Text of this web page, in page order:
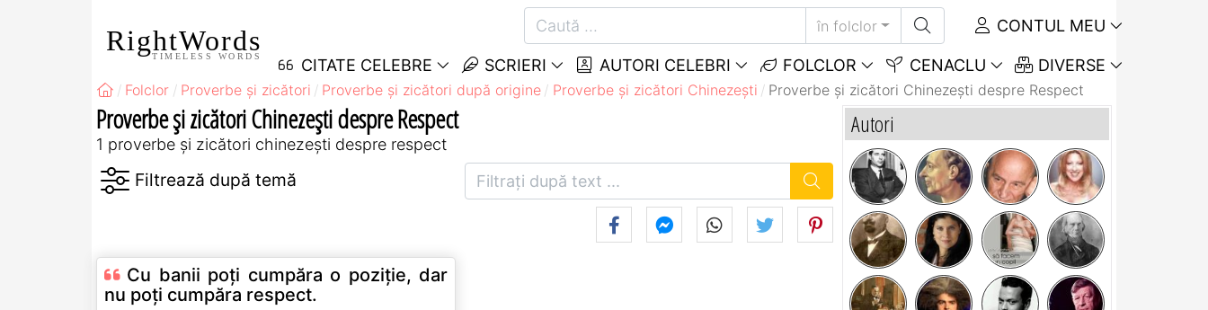
RightWords
TIMELESS WORDS
în folclor CONTUL MEU
CITATE CELEBRE SCRIERI AUTORI CELEBRI FOLCLOR CENACLU DIVERSE
Folclor Proverbe și zicători Proverbe și zicători după origine Proverbe și zicători Chinezeşti Proverbe și zicători Chinezeşti despre Respect
Proverbe și zicători Chinezeşti despre Respect
1 proverbe și zicători chinezeşti despre respect
Cu banii poți cumpăra o poziție, dar
nu poți cumpăra respect.
Autori